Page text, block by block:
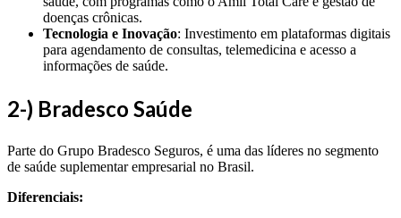
doenças crônicas.
Tecnologia e Inovação: Investimento em plataformas digitais
para agendamento de consultas, telemedicina e acesso a
informações de saúde.
2-) Bradesco Saúde
Parte do Grupo Bradesco Seguros, é uma das líderes no segmento
de saúde suplementar empresarial no Brasil.
Diferenciais: